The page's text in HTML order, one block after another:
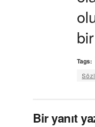
Tags:
Bir yanıt